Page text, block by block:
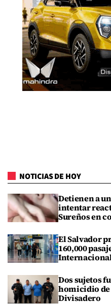
NOTICIAS DE HOY
Detienen a
intentar
Sureños en
El Salvador
160,000
Dos sujetos
homicidio de
Divisadero